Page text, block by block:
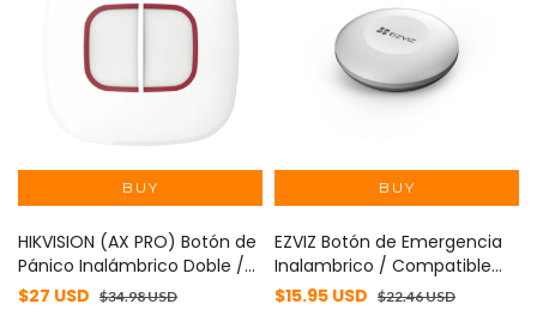
HIKVISION (AX PRO) Botón de
Pánico Inalámbrico Doble /
Exterior IP66 / Indicador LED
$27 USD $34.98 USD
EZVIZ Botón de Emergencia
Inalambrico / Compatible
con Kit de Alarmas EZVIZ /
$15.95 USD $22.46 USD